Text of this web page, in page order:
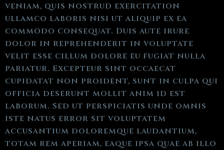
veniam, quis nostrud exercitation
ullamco laboris nisi ut aliquip ex ea
commodo consequat. Duis aute irure
dolor in reprehenderit in voluptate
velit esse cillum dolore eu fugiat nulla
pariatur. Excepteur sint occaecat
cupidatat non proident, sunt in culpa qui
officia deserunt mollit anim id est
laborum. Sed ut perspiciatis unde omnis
iste natus error sit voluptatem
accusantium doloremque laudantium,
totam rem aperiam, eaque ipsa quae ab illo